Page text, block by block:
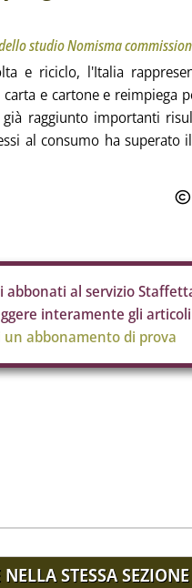
studio Nomisma
e riciclo, l'Italia
e cartone e reimpiega
raggiunto importanti
al consumo ha superato
abbonati al servizio
interamente gli
un abbonamento di prova
STESSA SEZIONE